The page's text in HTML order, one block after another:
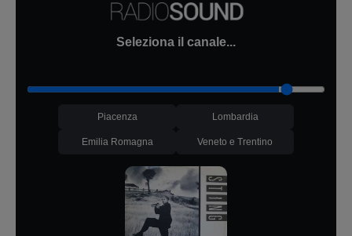
Seleziona il canale...
Piacenza Lombardia
Emilia Romagna Veneto e Trentino